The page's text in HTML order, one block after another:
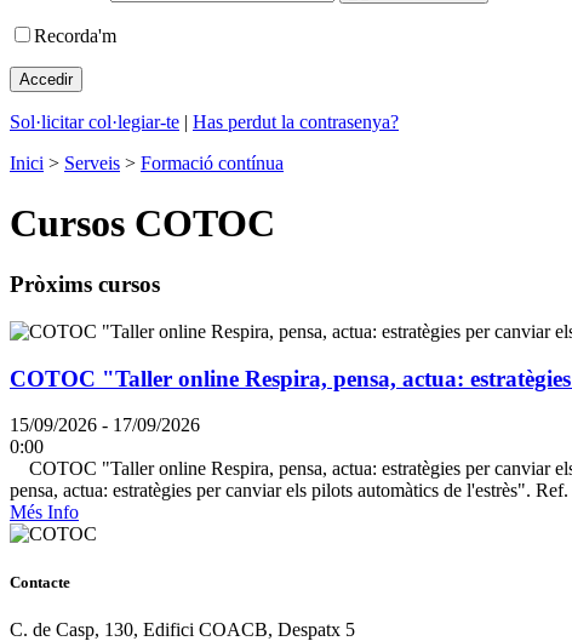
Recorda'm
Sol·licitar col·legiar-te | Has perdut la contrasenya?
Inici > Serveis > Formació contínua
Cursos COTOC
Pròxims cursos
COTOC "Taller online Respira, pensa, actua:
15/09/2026 - 17/09/2026
0:00
COTOC "Taller online Respira, pensa, actua: estratègies per canviar
pensa, actua: estratègies per canviar els pilots automàtics de l'estrès".
Més Info
Contacte
C. de Casp, 130, Edifici COACB, Despatx 5